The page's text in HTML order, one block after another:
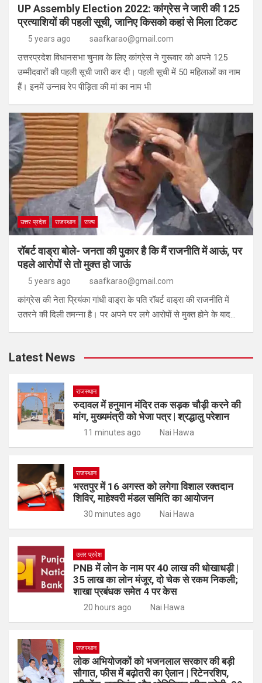
UP Assembly Election 2022: कांग्रेस ने जारी की 125
प्रत्याशियों की पहली सूची, जानिए किसको कहां से मिला टिकट
5 years ago saafkarao@gmail.com
उत्तरप्रदेश विधानसभा चुनाव के लिए कांग्रेस ने गुरूवार को अपने 125
उम्मीदवारों की पहली सूची जारी कर दी। पहली सूची में 50 महिलाओं का नाम
हैं। इनमें उन्नाव रेप पीड़िता की मां का नाम भी
उत्तर प्रदेश राजस्थान राज्य
रॉबर्ट वाड्रा बोले- जनता की पुकार है कि मैं राजनीति में आऊं, पर
पहले आरोपों से तो मुक्त हो जाऊं
5 years ago saafkarao@gmail.com
कांग्रेस की नेता प्रियंका गांधी वाड्रा के पति रॉबर्ट वाड्रा की राजनीति में
उतरने की दिली तमन्ना है। पर अपने पर लगे आरोपों से मुक्त होने के बाद…
Latest News
राजस्थान
रुदावल में हनुमान मंदिर तक सड़क चौड़ी करने की
मांग, मुख्यमंत्री को भेजा पत्र | श्रद्धालु परेशान
11 minutes ago Nai Hawa
राजस्थान
भरतपुर में 16 अगस्त को लगेगा विशाल रक्तदान
शिविर, माहेश्वरी मंडल समिति का आयोजन
30 minutes ago Nai Hawa
उत्तर प्रदेश
PNB में लोन के नाम पर 40 लाख की धोखाधड़ी |
35 लाख का लोन मंजूर, दो चेक से रकम निकली;
शाखा प्रबंधक समेत 4 पर केस
20 hours ago Nai Hawa
राजस्थान
लोक अभियोजकों को भजनलाल सरकार की बड़ी
सौगात, फीस में बढ़ोतरी का ऐलान | रिटेनरशिप,